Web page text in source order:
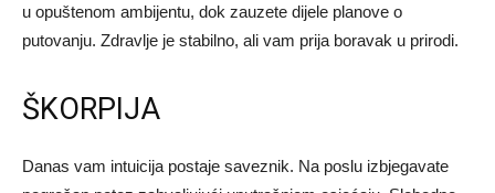
u opuštenom ambijentu, dok zauzete dijele planove o
putovanju. Zdravlje je stabilno, ali vam prija boravak u prirodi.
ŠKORPIJA
Danas vam intuicija postaje saveznik. Na poslu izbjegavate